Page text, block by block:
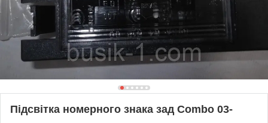
Підсвітка номерного знака зад Combo 03-